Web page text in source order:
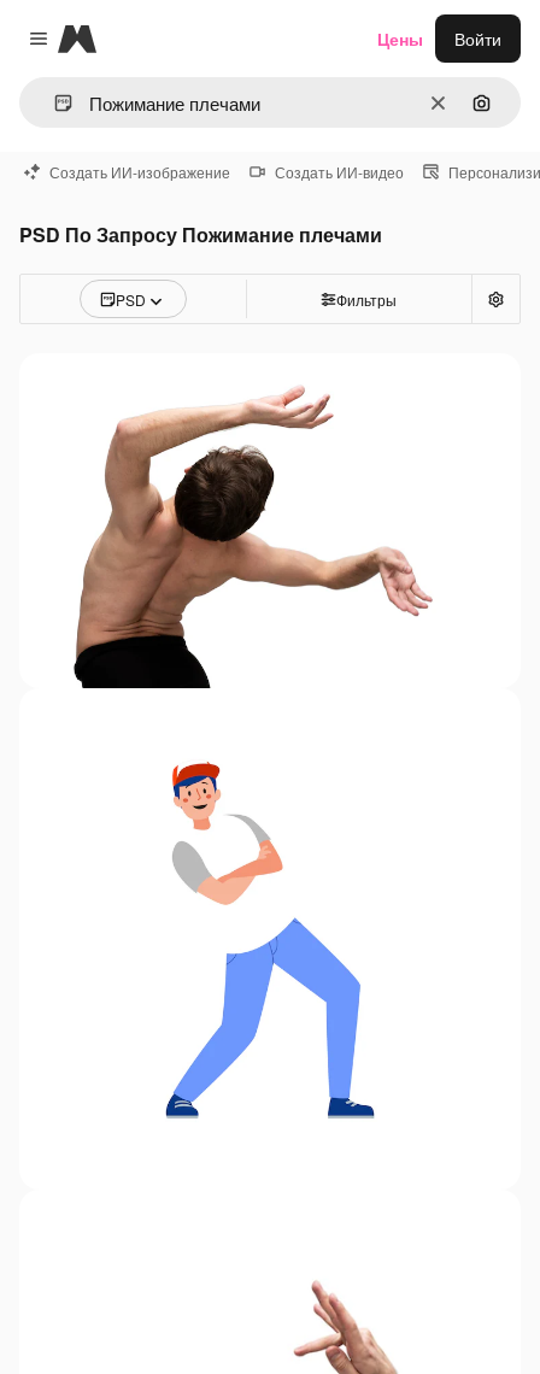
Close menu
Magnific
ОчиститьПоиск
Цены Войти
Создать ИИ-изображение Создать ИИ-видео
PSD По Запросу Пожимание плечами
PSD Фильтры